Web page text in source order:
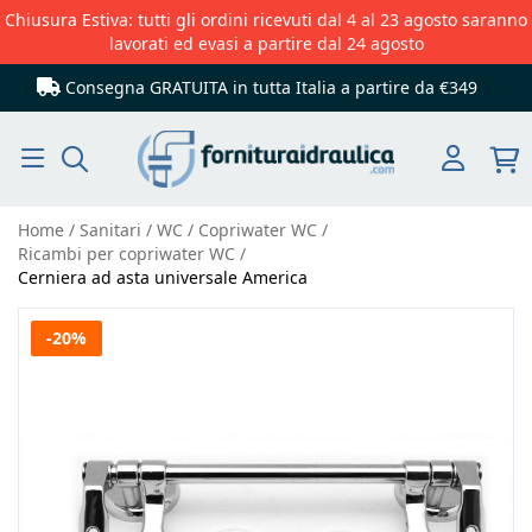
Chiusura Estiva: tutti gli ordini ricevuti dal 4 al 23 agosto saranno
lavorati ed evasi a partire dal 24 agosto
Consegna GRATUITA in tutta Italia a partire da €349
Home Sanitari WC
Copriwater WC
Ricambi per copriwater WC
Cerniera ad asta universale America
Vai
immagini
-20%